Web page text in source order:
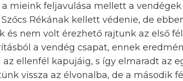
mieink feljavulása mellett a
Rékának kellett védenie, de
és nem volt érezhető rajtunk az első
a vendég csapat, ennek
ellenfél kapujáig, s így elmaradt az
vissza az élvonalba, de a második